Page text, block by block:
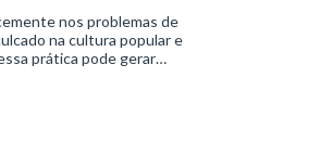
nos problemas de
na cultura popular e
prática pode gerar
excessiva